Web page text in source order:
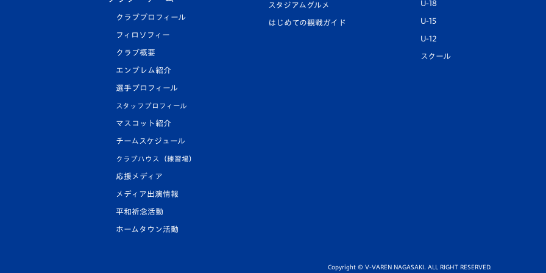
クラブプロフィール
フィロソフィー
クラブ概要
エンブレム紹介
選手プロフィール
スタッフプロフィール
マスコット紹介
チームスケジュール
クラブハウス（練習場）
応援メディア
メディア出演情報
平和祈念活動
ホームタウン活動
スタジアムグルメ
はじめての観戦ガイド
U-18
U-15
U-12
スクール
Copyright © V-VAREN NAGASAKI. ALL RIGHT RESERVED.